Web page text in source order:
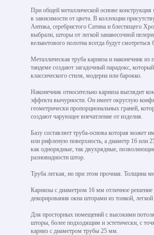
При общей металлической основе конструкция
в зависимости от цвета. В коллекции
Антика, серебристого Сатина и блестящего
выбрали, шторы от легкой занавесочной
вельветового полотна всегда будут смотреться
Металлическая труба карниза и наконечник из
тандеме создают загадочный парадокс,
классического стиля, модерна или барокко.
Наконечник относительно карниза выглядит
эффекта вычурности. Он имеет округлую
геометрически пропорциональных граней,
создают чарующее впечатление от изделия.
Базу составляет труба-основа которая может
или рифленую поверхность, а диаметр 16 или
как однорядные, так двухрядные, позволяющие
разновидности штор.
Труба легкая, но при этом прочная. Толщина
Карнизы с диаметром 16 мм отличное решение
декорирования окна шторами из тонкой, легкой
Для просторных помещений с высокими
шторы, более подходящим и эстетически, с
карниз с диаметром трубы 25 мм.